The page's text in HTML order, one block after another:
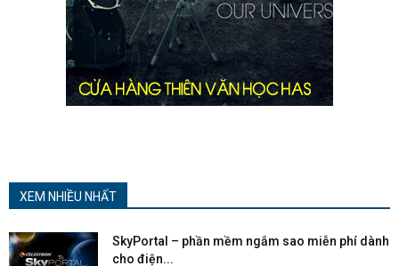
XEM NHIỀU NHẤT
SkyPortal – phần mềm ngắm sao miễn phí dành
cho điện...